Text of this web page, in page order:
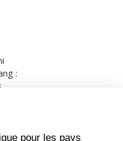
:
se répande en nos